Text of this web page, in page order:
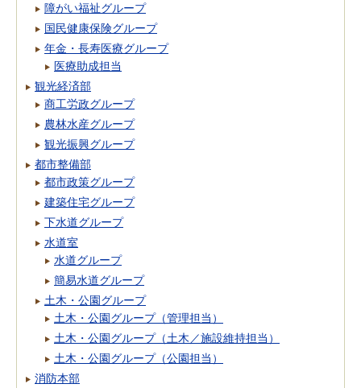
障がい福祉グループ
国民健康保険グループ
年金・長寿医療グループ
医療助成担当
観光経済部
商工労政グループ
農林水産グループ
観光振興グループ
都市整備部
都市政策グループ
建築住宅グループ
下水道グループ
水道室
水道グループ
簡易水道グループ
土木・公園グループ
土木・公園グループ（管理担当）
土木・公園グループ（土木／施設維持担当）
土木・公園グループ（公園担当）
消防本部